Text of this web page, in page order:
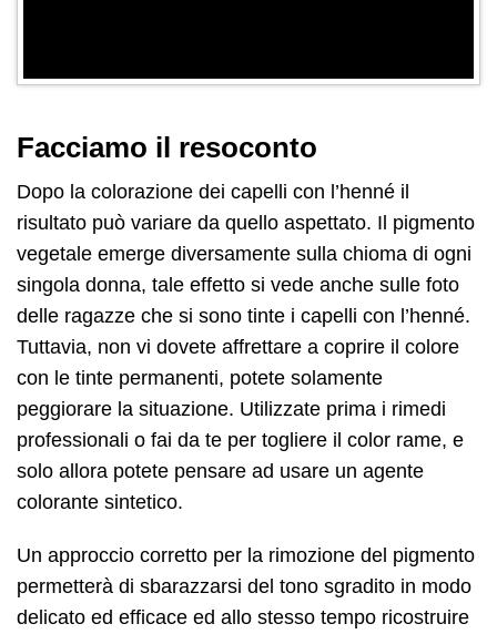
Facciamo il resoconto
Dopo la colorazione dei capelli con l’henné il
risultato può variare da quello aspettato. Il pigmento
vegetale emerge diversamente sulla chioma di ogni
singola donna, tale effetto si vede anche sulle foto
delle ragazze che si sono tinte i capelli con l’henné.
Tuttavia, non vi dovete affrettare a coprire il colore
con le tinte permanenti, potete solamente
peggiorare la situazione. Utilizzate prima i rimedi
professionali o fai da te per togliere il color rame, e
solo allora potete pensare ad usare un agente
colorante sintetico.
Un approccio corretto per la rimozione del pigmento
permetterà di sbarazzarsi del tono sgradito in modo
delicato ed efficace ed allo stesso tempo ricostruire